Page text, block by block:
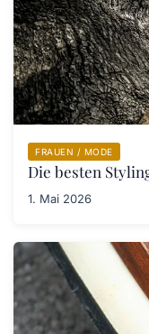
FRAUEN / MODE
Die besten
1. Mai 2026